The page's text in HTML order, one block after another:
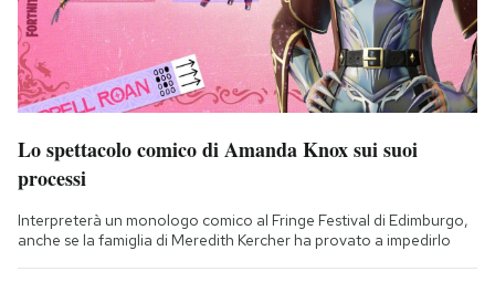
Lo spettacolo comico di Amanda Knox sui suoi
processi
Interpreterà un monologo comico al Fringe Festival di Edimburgo,
anche se la famiglia di Meredith Kercher ha provato a impedirlo